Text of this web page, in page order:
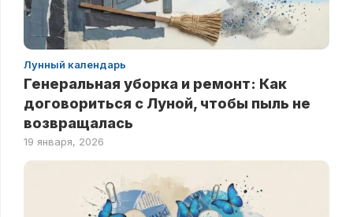
Лунный календарь
Генеральная уборка и ремонт: Как
договориться с Луной, чтобы пыль не
возвращалась
19 января, 2026